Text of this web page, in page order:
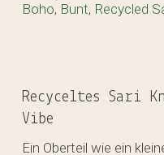
Boho, Bunt, Recycled
Recyceltes Sari
Vibe
Ein Oberteil wie ein